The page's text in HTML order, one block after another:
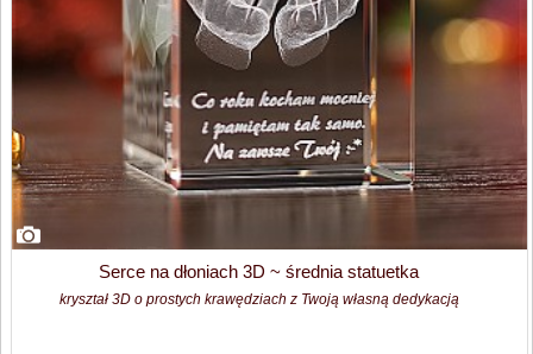
Serce na dłoniach 3D ~ średnia statuetka
kryształ 3D o prostych krawędziach z Twoją własną dedykacją